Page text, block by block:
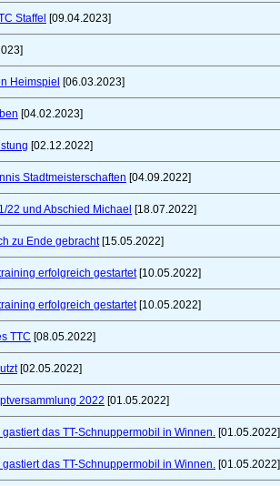
Staffel [09.04.2023]
Heimspiel [06.03.2023]
[04.02.2023]
[02.12.2022]
Stadtmeisterschaften [04.09.2022]
22 und Abschied Michael [18.07.2022]
zu Ende gebracht[15.05.2022]
erfolgreich gestartet[10.05.2022]
erfolgreich gestartet[10.05.2022]
TTC [08.05.2022]
[02.05.2022]
2022 [01.05.2022]
das TT-Schnuppermobil in Winnen. [01.05.2022]
das TT-Schnuppermobil in Winnen. [01.05.2022]